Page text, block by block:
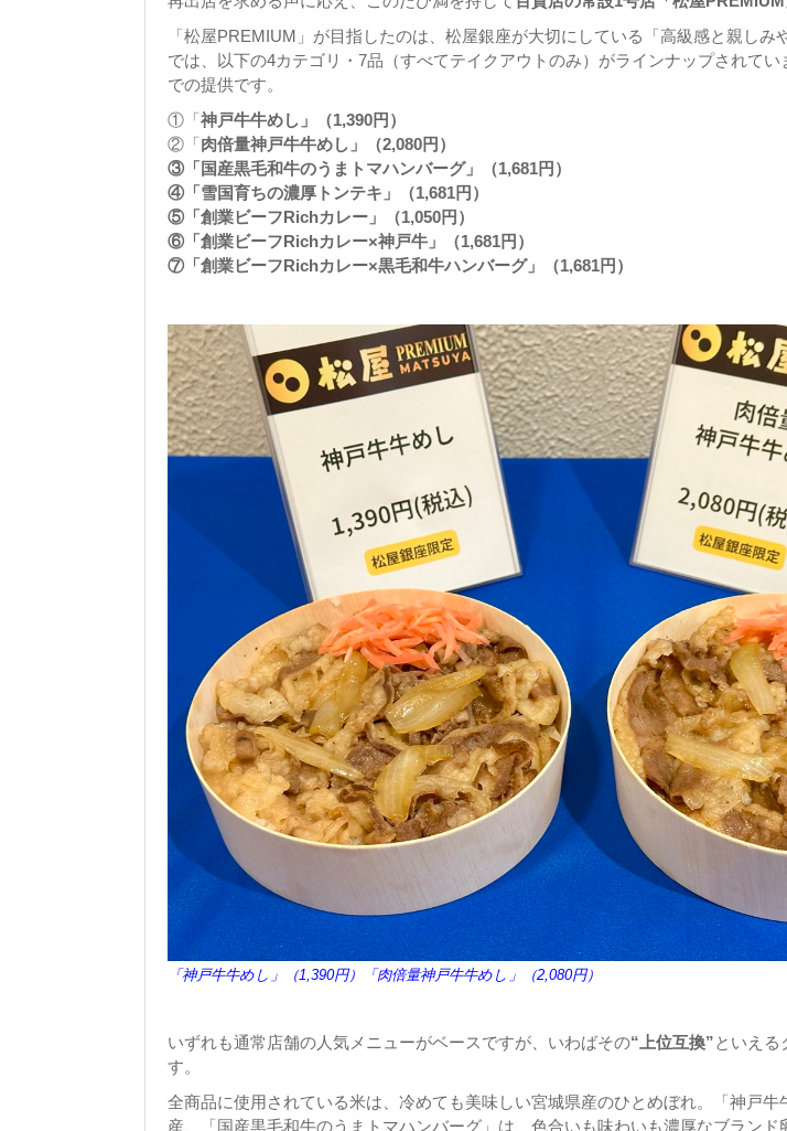
「松屋PREMIUM」が目指したのは、松屋銀座が大切にしている「高級感と親しみ
では、以下の4カテゴリ・7品（すべてテイクアウトのみ）がラインナップされて
での提供です。
①「 神戸牛牛めし」（1,390円）
②「 肉倍量神戸牛牛めし」（2,080円）
③「国産黒毛和牛のうまトマハンバーグ」（1,681円）
④「雪国育ちの濃厚トンテキ」（1,681円）
⑤「創業ビーフRichカレー」（1,050円）
⑥「創業ビーフRichカレー×神戸牛」（1,681円）
⑦「創業ビーフRichカレー×黒毛和牛ハンバーグ」（1,681円）
「神戸牛牛めし」（1,390円）「肉倍量神戸牛牛めし」（2,080円）
いずれも通常店舗の人気メニューがベースですが、いわばその“上位互換”といえる
す。
全商品に使用されている米は、冷めても美味しい宮城県産のひとめぼれ。「神戸牛
産、「国産黒毛和牛のうまトマハンバーグ」は、色合いも味わいも濃厚なブランド